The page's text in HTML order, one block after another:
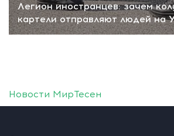
Легион иностранцев: зачем
картели отправляют людей на
Новости МирТесен